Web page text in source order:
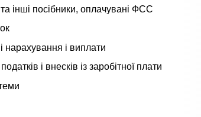
інші посібники, оплачувані ФСС
нарахування і виплати
і внесків із заробітної плати